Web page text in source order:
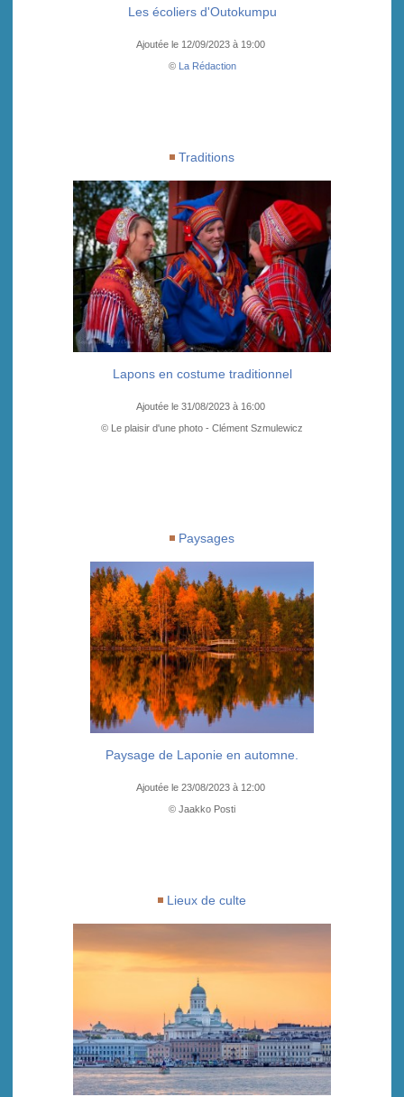
Les écoliers d'Outokumpu
Ajoutée le 12/09/2023 à 19:00
© La Rédaction
Traditions
Lapons en costume traditionnel
Ajoutée le 31/08/2023 à 16:00
© Le plaisir d'une photo - Clément Szmulewicz
Paysages
Paysage de Laponie en automne.
Ajoutée le 23/08/2023 à 12:00
© Jaakko Posti
Lieux de culte